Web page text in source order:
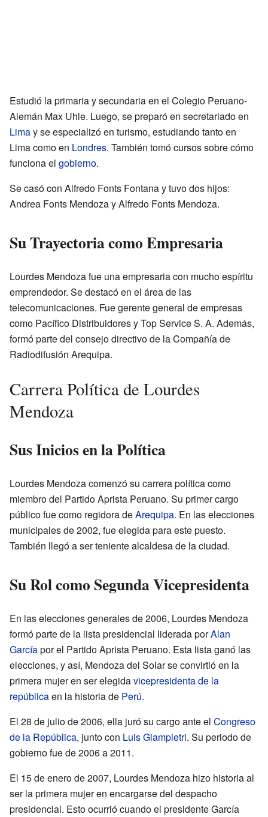
Estudió la primaria y secundaria en el Colegio Peruano-
Alemán Max Uhle. Luego, se preparó en secretariado en
Limay se especializó en turismo, estudiando tanto en
Lima como en Londres. También tomó cursos sobre cómo
funciona el gobierno.
Se casó con Alfredo Fonts Fontana y tuvo dos hijos:
Andrea Fonts Mendoza y Alfredo Fonts Mendoza.
Su Trayectoria como Empresaria
Lourdes Mendoza fue una empresaria con mucho espíritu
emprendedor. Se destacó en el área de las
telecomunicaciones. Fue gerente general de empresas
como Pacífico Distribuidores y Top Service S. A. Además,
formó parte del consejo directivo de la Compañía de
Radiodifusión Arequipa.
Carrera Política de Lourdes
Mendoza
Sus Inicios en la Política
Lourdes Mendoza comenzó su carrera política como
miembro del Partido Aprista Peruano. Su primer cargo
público fue como regidora deArequipa. En las elecciones
municipales de 2002, fue elegida para este puesto.
También llegó a ser teniente alcaldesa de la ciudad.
Su Rol como Segunda Vicepresidenta
En las elecciones generales de 2006, Lourdes Mendoza
formó parte de la lista presidencial liderada porAlan
Garcíapor el Partido Aprista Peruano. Esta lista ganó las
elecciones, y así, Mendoza del Solar se convirtió en la
primera mujer en ser elegidavicepresidenta de la
repúblicaen la historia de Perú.
El 28 de julio de 2006, ella juró su cargo ante el Congreso
de la República, junto con Luis Giampietri. Su periodo de
gobierno fue de 2006 a 2011.
El 15 de enero de 2007, Lourdes Mendoza hizo historia al
ser la primera mujer en encargarse del despacho
presidencial. Esto ocurrió cuando el presidente García